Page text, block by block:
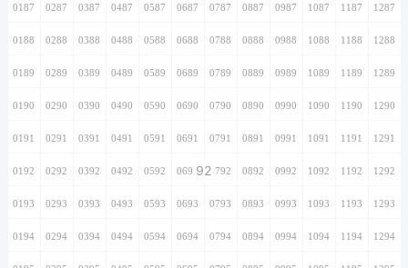
0187 0287 0387 0487 0587 0687 0787 0887 0987 1087 1187 1287
0188 0288 0388 0488 0588 0688 0788 0888 0988 1088 1188 1288
0189 0289 0389 0489 0589 0689 0789 0889 0989 1089 1189 1289
0190 0290 0390 0490 0590 0690 0790 0890 0990 1090 1190 1290
0191 0291 0391 0491 0591 0691 0791 0891 0991 1091 1191 1291
0192 0292 0392 0492 0592 0692920792 0892 0992 1092 1192 1292
0193 0293 0393 0493 0593 0693 0793 0893 0993 1093 1193 1293
0194 0294 0394 0494 0594 0694 0794 0894 0994 1094 1194 1294